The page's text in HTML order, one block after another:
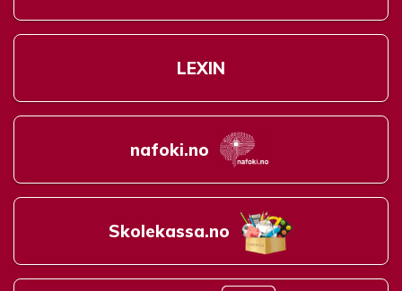
LEXIN
nafoki.no
Skolekassa.no